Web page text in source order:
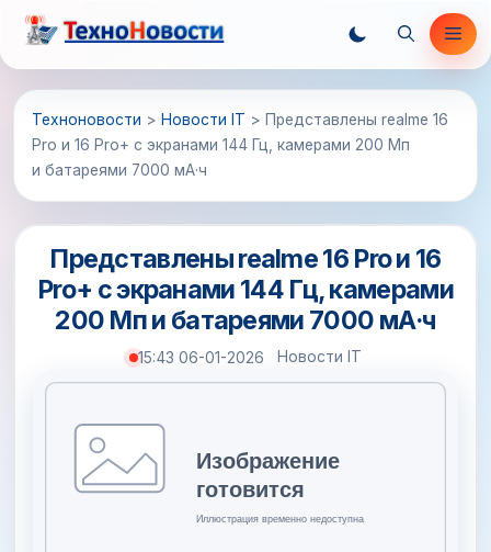
Перейти
содержимому
Техноновости > Новости IT > Представлены realme 16
Pro и 16 Pro+ с экранами 144 Гц, камерами 200 Мп
и батареями 7000 мА·ч
Представлены realme 16 Pro и 16
Pro+ с экранами 144 Гц, камерами
200 Мп и батареями 7000 мА·ч
15:43 06-01-2026 Новости IT